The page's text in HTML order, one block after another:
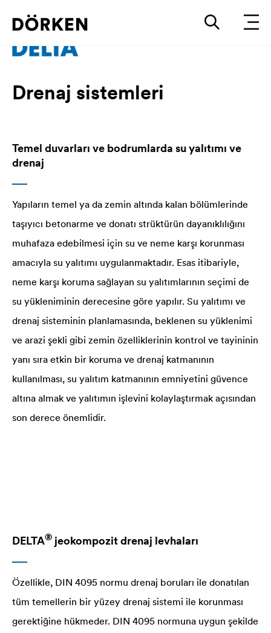
Drenaj sistemleri
Temel duvarları ve bodrumlarda su yalıtımı ve
drenaj
Yapıların temel ya da zemin altında kalan bölümlerinde
taşıyıcı betonarme ve donatı strüktürün dayanıklılığını
muhafaza edebilmesi için su ve neme karşı korunması
amacıyla su yalıtımı uygulanmaktadır. Esas itibariyle,
neme karşı koruma sağlayan su yalıtımlarının seçimi de
su yükleniminin derecesine göre yapılır. Su yalıtımı ve
drenaj sisteminin planlamasında, beklenen su yüklenimi
ve arazi şekli gibi zemin özelliklerinin kontrol ve tayininin
yanı sıra etkin bir koruma ve drenaj katmanının
kullanılması, su yalıtım katmanının emniyetini güvence
altına almak ve yalıtımın işlevini kolaylaştırmak açısından
son derece önemlidir.
DELTA® jeokompozit drenaj levhaları
Özellikle, DIN 4095 normu drenaj boruları ile donatılan
tüm temellerin bir yüzey drenaj sistemi ile korunması
gerektiğine hükmeder. DIN 4095 normuna uygun şekilde